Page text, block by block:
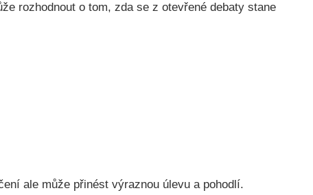
rozhodnout o tom, zda se z otevřené debaty stane
ale může přinést výraznou úlevu a pohodlí.